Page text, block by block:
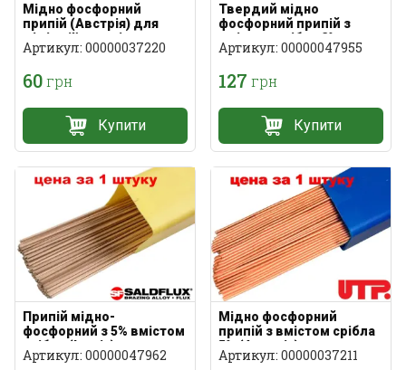
Мідно фосфорний
припій (Австрія) для
міді та її сплавів
Артикул: 00000037220
60грн
Купити
Твердий мідно
фосфорний припій з
вмістом срібла 2%
Артикул: 00000047955
127 грн
Купити
Припій мідно-
фосфорний з 5% вмістом
срібла (Італія)
Артикул: 00000047962
Мідно фосфорний
припій з вмістом срібла
5% (Австрія)
Артикул: 00000037211